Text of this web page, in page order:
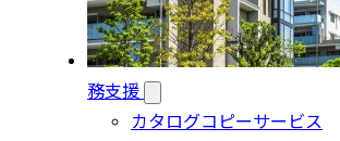
務支援
カタログコピーサービス